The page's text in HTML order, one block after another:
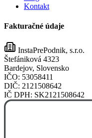
Kontakt
Fakturačné údaje
InstaPrePodnik, s.r.o.
Štefániková 4323
Bardejov, Slovensko
IČO: 53058411
DIČ: 2121508642
IČ DPH: SK2121508642